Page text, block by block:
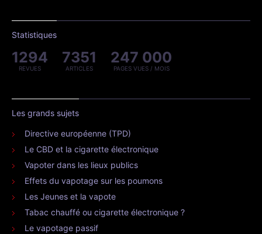
Statistiques
1294
REVUES
7351
ARTICLES
247 000
PAGES VUES / MOIS
Les grands sujets
Directive européenne (TPD)
Le CBD et la cigarette électronique
Vapoter dans les lieux publics
Effets du vapotage sur les poumons
Les Jeunes et la vapote
Tabac chauffé ou cigarette électronique ?
Le vapotage passif